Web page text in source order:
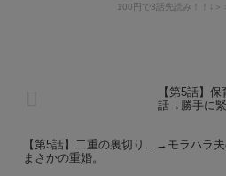
100円で3話先読み！！↓
【第5話】
話→勝手に
【第5話】二重の裏切り…→モラハラ
まさかの重婚。